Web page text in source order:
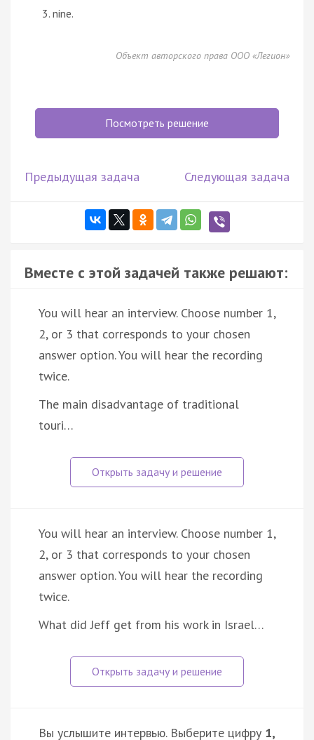
nine.
Объект авторского права ООО «Легион»
Посмотреть решение
Предыдущая задача Следующая задача
Вместе с этой задачей также решают:
You will hear an interview. Choose number 1,
2, or 3 that corresponds to your chosen
answer option. You will hear the recording
twice.
The main disadvantage of traditional
touri…
You will hear an interview. Choose number 1,
2, or 3 that corresponds to your chosen
answer option. You will hear the recording
twice.
What did Jeff get from his work in Israel…
Вы услышите интервью. Выберите цифру 1,